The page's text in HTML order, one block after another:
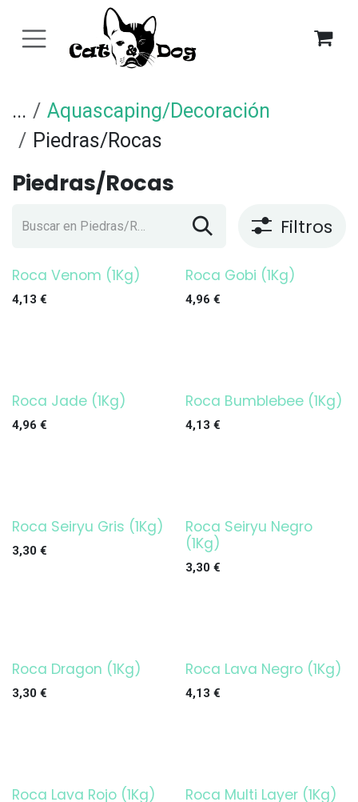
...
Aquascaping/Decoración
Piedras/Rocas
Piedras/Rocas
Filtros
Roca Venom (1Kg)
4,13 €
Roca Gobi (1Kg)
4,96 €
Roca Jade (1Kg)
4,96 €
Roca Bumblebee (1Kg)
4,13 €
Roca Seiryu Gris (1Kg)
3,30 €
Roca Seiryu Negro
(1Kg)
3,30€
Roca Dragon (1Kg)
3,30 €
Roca Lava Negro (1Kg)
4,13 €
Roca Lava Rojo (1Kg) Roca Multi Layer (1Kg)